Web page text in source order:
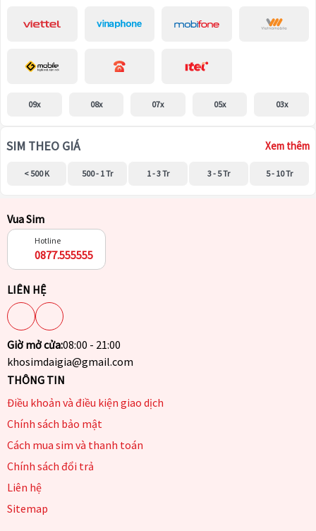
09x 08x 07x 05x 03x
SIM THEO GIÁ Xem thêm
< 500 K 500 - 1 Tr 1 - 3 Tr 3 - 5 Tr 5 - 10 Tr
Vua Sim
Hotline
0877.555555
LIÊN HỆ
Giờ mở cửa:08:00 - 21:00
khosimdaigia@gmail.com
THÔNG TIN
Điều khoản và điều kiện giao dịch
Chính sách bảo mật
Cách mua sim và thanh toán
Chính sách đổi trả
Liên hệ
Sitemap